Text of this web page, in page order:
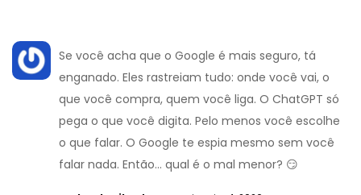
Se você acha que o Google é mais seguro, tá
enganado. Eles rastreiam tudo: onde você vai, o
que você compra, quem você liga. O ChatGPT só
pega o que você digita. Pelo menos você escolhe
o que falar. O Google te espia mesmo sem você
falar nada. Então... qual é o mal menor? 😏